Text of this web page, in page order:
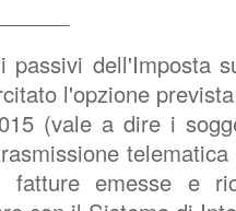
passivi dell'Imposta
l'opzione
(vale a dire i
emesse e